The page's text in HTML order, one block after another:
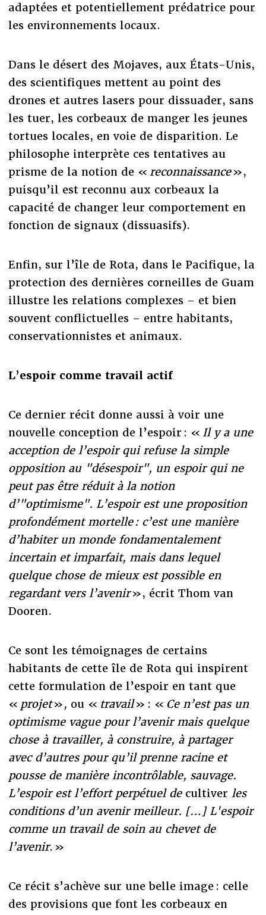
adaptées et potentiellement prédatrice pour
les environnements locaux.
Dans le désert des Mojaves, aux États-Unis,
des scientifiques mettent au point des
drones et autres lasers pour dissuader, sans
les tuer, les corbeaux de manger les jeunes
tortues locales, en voie de disparition. Le
philosophe interprète ces tentatives au
prisme de la notion de « reconnaissance»,
puisqu’il est reconnu aux corbeaux la
capacité de changer leur comportement en
fonction de signaux (dissuasifs).
Enfin, sur l’île de Rota, dans le Pacifique, la
protection des dernières corneilles de Guam
illustre les relations complexes – et bien
souvent conflictuelles – entre habitants,
conservationnistes et animaux.
L’espoir comme travail actif
Ce dernier récit donne aussi à voir une
nouvelle conception de l’espoir : « Il y a une
acception de l’espoir qui refuse la simple
opposition au "désespoir", un espoir qui ne
peut pas être réduit à la notion
d’"optimisme". L’espoir est une proposition
profondément mortelle : c’est une manière
d’habiter un monde fondamentalement
incertain et imparfait, mais dans lequel
quelque chose de mieux est possible en
regardant vers l’avenir», écrit Thom van
Dooren.
Ce sont les témoignages de certains
habitants de cette île de Rota qui inspirent
cette formulation de l’espoir en tant que
« projet», ou « travail» : « Ce n’est pas un
optimisme vague pour l’avenir mais quelque
chose à travailler, à construire, à partager
avec d’autres pour qu’il prenne racine et
pousse de manière incontrôlable, sauvage.
L’espoir est l’effort perpétuel de cultiver les
conditions d’un avenir meilleur. […] L'espoir
comme un travail de soin au chevet de
l’avenir. »
Ce récit s’achève sur une belle image : celle
des provisions que font les corbeaux en